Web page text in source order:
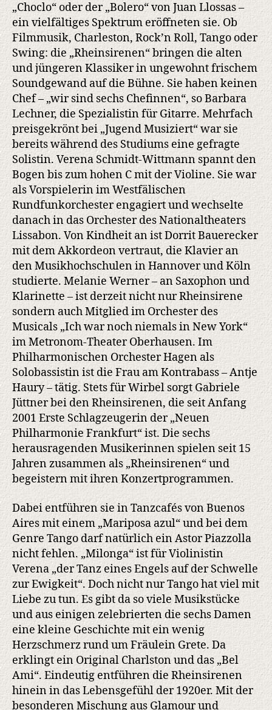
„Choclo“ oder der „Bolero“ von Juan Llossas –
ein vielfältiges Spektrum eröffneten sie. Ob
Filmmusik, Charleston, Rock’n Roll, Tango oder
Swing: die „Rheinsirenen“ bringen die alten
und jüngeren Klassiker in ungewohnt frischem
Soundgewand auf die Bühne. Sie haben keinen
Chef – „wir sind sechs Chefinnen“, so Barbara
Lechner, die Spezialistin für Gitarre. Mehrfach
preisgekrönt bei „Jugend Musiziert“ war sie
bereits während des Studiums eine gefragte
Solistin. Verena Schmidt-Wittmann spannt den
Bogen bis zum hohen C mit der Violine. Sie war
als Vorspielerin im Westfälischen
Rundfunkorchester engagiert und wechselte
danach in das Orchester des Nationaltheaters
Lissabon. Von Kindheit an ist Dorrit Bauerecker
mit dem Akkordeon vertraut, die Klavier an
den Musikhochschulen in Hannover und Köln
studierte. Melanie Werner – an Saxophon und
Klarinette – ist derzeit nicht nur Rheinsirene
sondern auch Mitglied im Orchester des
Musicals „Ich war noch niemals in New York“
im Metronom-Theater Oberhausen. Im
Philharmonischen Orchester Hagen als
Solobassistin ist die Frau am Kontrabass – Antje
Haury – tätig. Stets für Wirbel sorgt Gabriele
Jüttner bei den Rheinsirenen, die seit Anfang
2001 Erste Schlagzeugerin der „Neuen
Philharmonie Frankfurt“ ist. Die sechs
herausragenden Musikerinnen spielen seit 15
Jahren zusammen als „Rheinsirenen“ und
begeistern mit ihren Konzertprogrammen.
Dabei entführen sie in Tanzcafés von Buenos
Aires mit einem „Mariposa azul“ und bei dem
Genre Tango darf natürlich ein Astor Piazzolla
nicht fehlen. „Milonga“ ist für Violinistin
Verena „der Tanz eines Engels auf der Schwelle
zur Ewigkeit“. Doch nicht nur Tango hat viel mit
Liebe zu tun. Es gibt da so viele Musikstücke
und aus einigen zelebrierten die sechs Damen
eine kleine Geschichte mit ein wenig
Herzschmerz rund um Fräulein Grete. Da
erklingt ein Original Charlston und das „Bel
Ami“. Eindeutig entführen die Rheinsirenen
hinein in das Lebensgefühl der 1920er. Mit der
besonderen Mischung aus Glamour und